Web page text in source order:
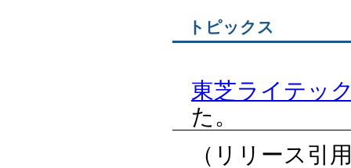
トピックス
東芝ライテッ
た。
（リリース引